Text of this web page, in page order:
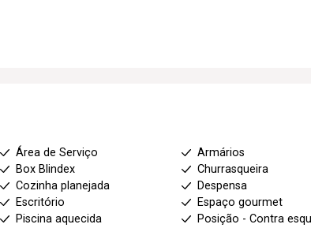
Área de Serviço
Armários
Box Blindex
Churrasqueira
Cozinha planejada
Despensa
Escritório
Espaço gourmet
Piscina aquecida
Posição - Contra